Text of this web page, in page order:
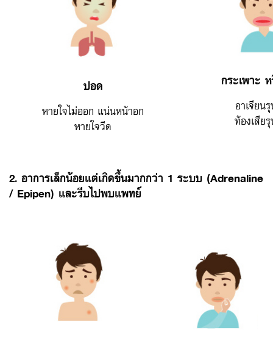
ปอด
หายใจไม่ออก แน่นหน้าอก
หายใจวีด
กระเพาะ
อาเจียน
ท้องเสีย
2. อาการเล็กน้อยแต่เกิดขึ้นมากกว่า 1 ระบบ (Adrenaline
/ Epipen) และรีบไปพบแพทย์